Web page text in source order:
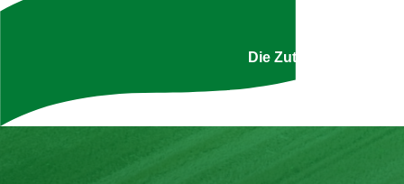
Die Zutatenliste ist